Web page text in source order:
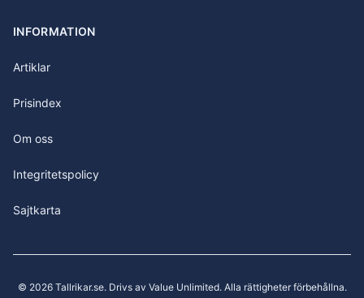
INFORMATION
Artiklar
Prisindex
Om oss
Integritetspolicy
Sajtkarta
© 2026 Tallrikar.se. Drivs av Value Unlimited. Alla rättigheter förbehållna.